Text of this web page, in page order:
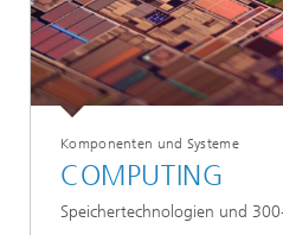
Komponenten und Systeme
COMPUTING
Speichertechnologien und